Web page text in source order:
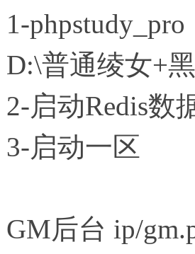
1-phpstudy_pro
D:\普通绫女+
2-启动Redis数
3-启动一区
GM后台 ip/